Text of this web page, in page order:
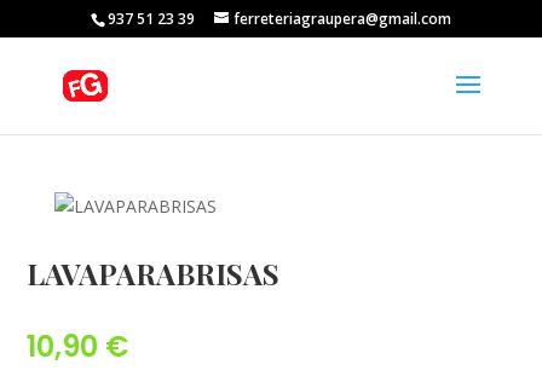
937 51 23 39 ferreteriagraupera@gmail.com
LAVAPARABRISAS
10,90 €